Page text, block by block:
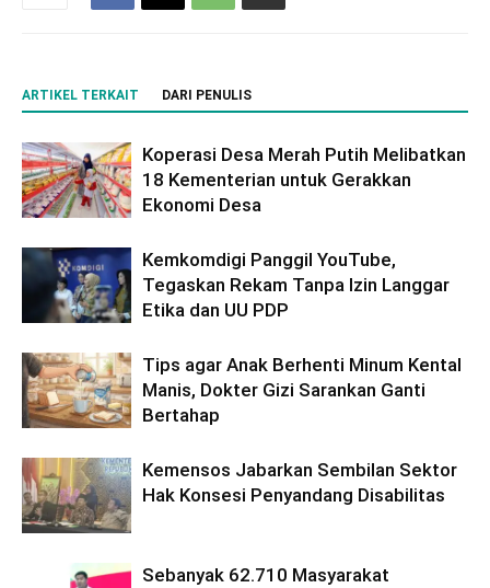
ARTIKEL TERKAIT DARI PENULIS
Koperasi Desa Merah Putih Melibatkan
18 Kementerian untuk Gerakkan
Ekonomi Desa
Kemkomdigi Panggil YouTube,
Tegaskan Rekam Tanpa Izin Langgar
Etika dan UU PDP
Tips agar Anak Berhenti Minum Kental
Manis, Dokter Gizi Sarankan Ganti
Bertahap
Kemensos Jabarkan Sembilan Sektor
Hak Konsesi Penyandang Disabilitas
Sebanyak 62.710 Masyarakat